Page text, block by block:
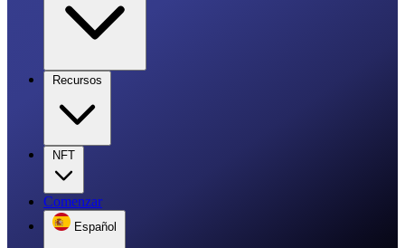
Recursos
NFT
Comenzar
Español